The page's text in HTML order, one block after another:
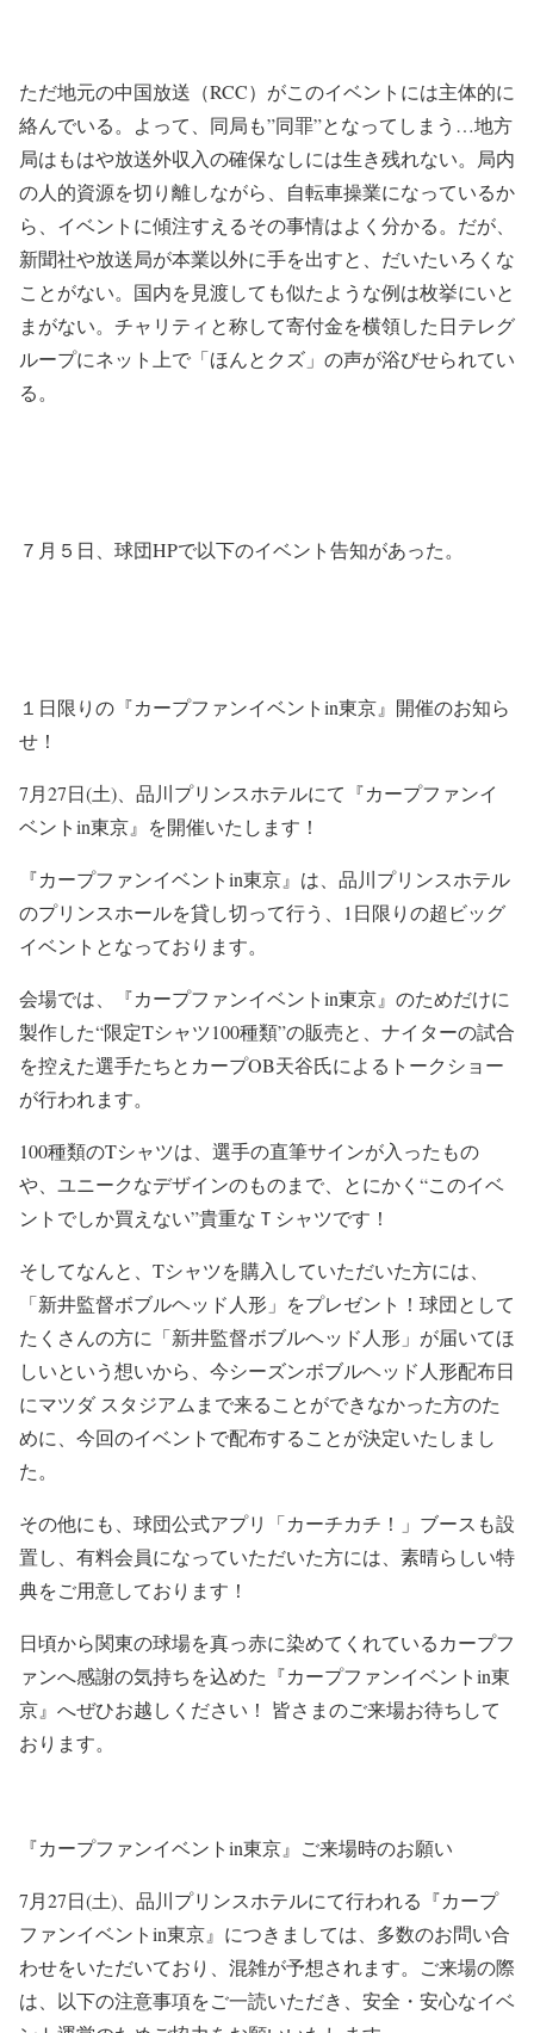
ただ地元の中国放送（RCC）がこのイベントには主体的に
絡んでいる。よって、同局も”同罪”となってしまう…地方
局はもはや放送外収入の確保なしには生き残れない。局内
の人的資源を切り離しながら、自転車操業になっているか
ら、イベントに傾注すえるその事情はよく分かる。だが、
新聞社や放送局が本業以外に手を出すと、だいたいろくな
ことがない。国内を見渡しても似たような例は枚挙にいと
まがない。チャリティと称して寄付金を横領した日テレグ
ループにネット上で「ほんとクズ」の声が浴びせられてい
る。
７月５日、球団HPで以下のイベント告知があった。
１日限りの『カープファンイベントin東京』開催のお知ら
せ！
7月27日(土)、品川プリンスホテルにて『カープファンイ
ベントin東京』を開催いたします！
『カープファンイベントin東京』は、品川プリンスホテル
のプリンスホールを貸し切って行う、1日限りの超ビッグ
イベントとなっております。
会場では、『カープファンイベントin東京』のためだけに
製作した“限定Tシャツ100種類”の販売と、ナイターの試合
を控えた選手たちとカープOB天谷氏によるトークショー
が行われます。
100種類のTシャツは、選手の直筆サインが入ったもの
や、ユニークなデザインのものまで、とにかく“このイベ
ントでしか買えない”貴重なＴシャツです！
そしてなんと、Tシャツを購入していただいた方には、
「新井監督ボブルヘッド人形」をプレゼント！球団として
たくさんの方に「新井監督ボブルヘッド人形」が届いてほ
しいという想いから、今シーズンボブルヘッド人形配布日
にマツダ スタジアムまで来ることができなかった方のた
めに、今回のイベントで配布することが決定いたしまし
た。
その他にも、球団公式アプリ「カーチカチ！」ブースも設
置し、有料会員になっていただいた方には、素晴らしい特
典をご用意しております！
日頃から関東の球場を真っ赤に染めてくれているカープフ
ァンへ感謝の気持ちを込めた『カープファンイベントin東
京』へぜひお越しください！ 皆さまのご来場お待ちして
おります。
『カープファンイベントin東京』ご来場時のお願い
7月27日(土)、品川プリンスホテルにて行われる『カープ
ファンイベントin東京』につきましては、多数のお問い合
わせをいただいており、混雑が予想されます。ご来場の際
は、以下の注意事項をご一読いただき、安全・安心なイベ